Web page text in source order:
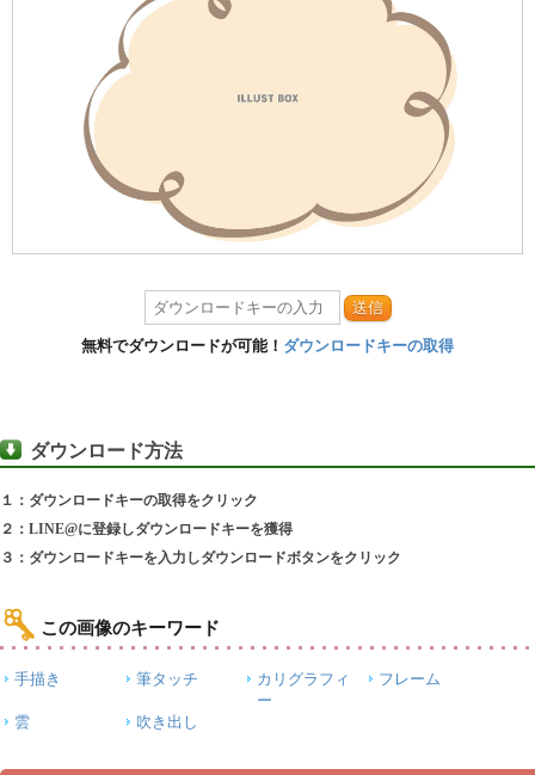
送信
無料でダウンロードが可能！ ダウンロードキーの取得
ダウンロード方法
１：ダウンロードキーの取得をクリック
２：LINE@に登録しダウンロードキーを獲得
３：ダウンロードキーを入力しダウンロードボタンをクリック
この画像のキーワード
手描き 筆タッチ
カリグラフィ
ー
フレーム
雲 吹き出し